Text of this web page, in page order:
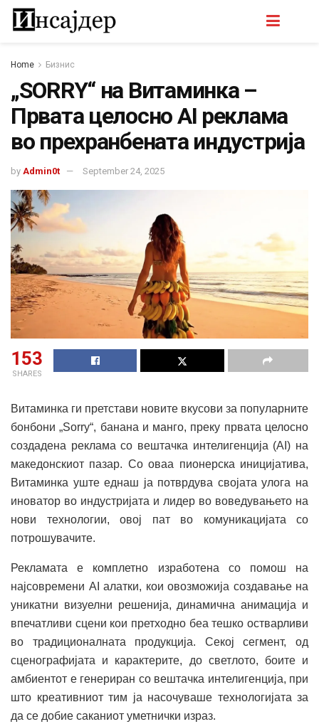
Home Бизнис
„SORRY“ на Витаминка –
Првата целосно AI реклама
во прехранбената индустрија
by Admin0t September 24, 2025
153
SHARES
Витаминка ги претстави новите вкусови за популарните
бонбони „Sorry“, банана и манго, преку првата целосно
создадена реклама со вештачка интелигенција (AI) на
македонскиот пазар. Со оваа пионерска иницијатива,
Витаминка уште еднаш ја потврдува својата улога на
иноватор во индустријата и лидер во воведувањето на
нови технологии, овој пат во комуникацијата со
потрошувачите.
Рекламата е комплетно изработена со помош на
најсовремени AI алатки, кои овозможија создавање на
уникатни визуелни решенија, динамична анимација и
впечатливи сцени кои претходно беа тешко остварливи
во традиционалната продукција. Секој сегмент, од
сценографијата и карактерите, до светлото, боите и
амбиентот е генериран со вештачка интелигенција, при
што креативниот тим ја насочуваше технологијата за
да се добие саканиот уметнички израз.